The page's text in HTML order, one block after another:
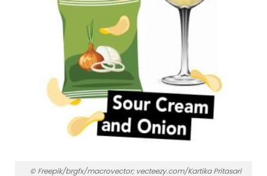
© Freepik/brgfx/macrovector; vecteezy.com/Kartika Pritasari